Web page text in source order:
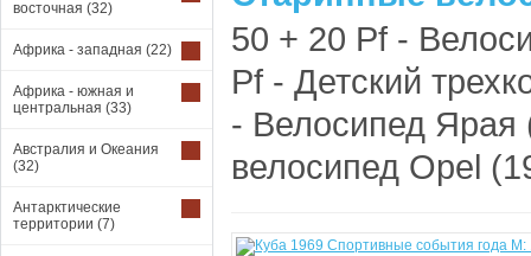
восточная (32)
Африка - западная (22)
Африка - южная и
центральная (33)
Австралия и Океания
(32)
Антарктические
территории (7)
50 + 20 Pf -
Pf - Детский
- Велосипед Ярая
велосипед Opel